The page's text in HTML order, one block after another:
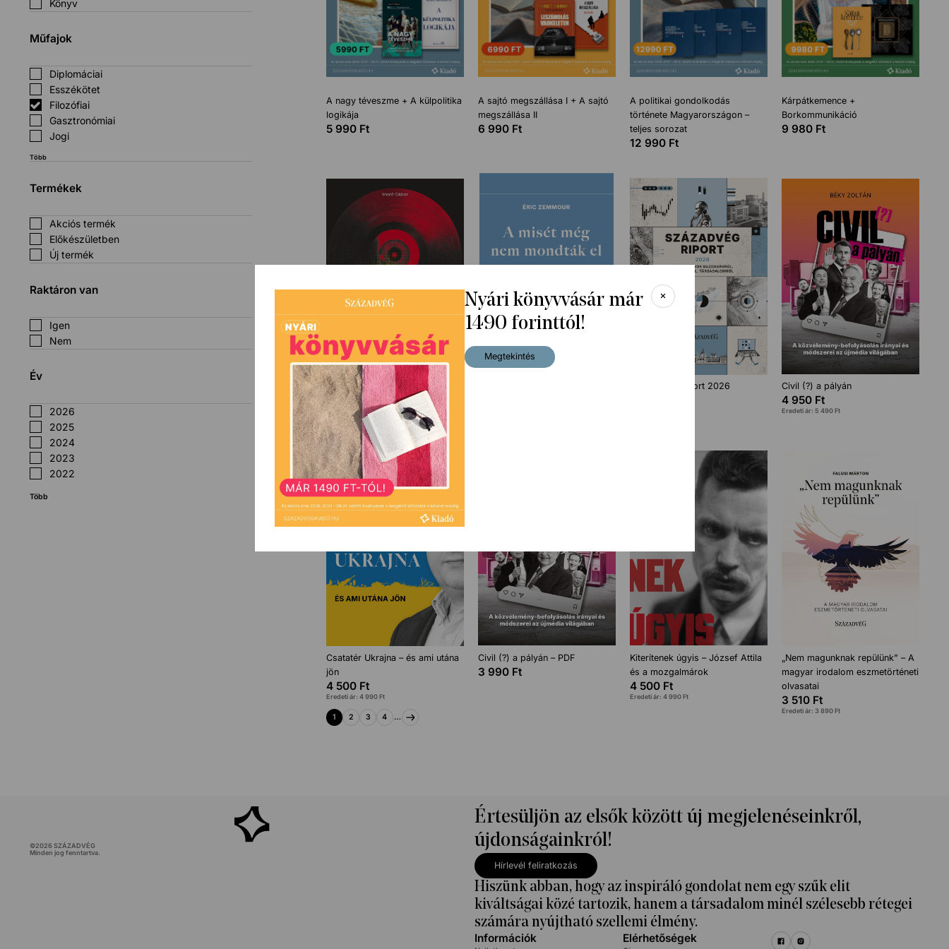
Könyv
Műfajok
Diplomáciai
Esszékötet
Filozófiai
Gasztronómiai
Jogi
Több
Termékek
Akciós termék
Előkészületben
Új termék
Raktáron van
Igen
Nem
Év
2026
2025
2024
2023
2022
Több
A nagy téveszme + A külpolitika
logikája
5 990 Ft
A sajtó megszállása I + A sajtó
megszállása II
6 990 Ft
A politikai gondolkodás
története Magyarországon –
teljes sorozat
12 990 Ft
Kárpátkemence +
Borkommunikáció
9 980 Ft
A szárnyszegő
5 040Ft
Eredeti ár:5 590Ft
Századvég Riport 2026 Civil (?) a pályán
4 950 Ft
Eredeti ár: 5 490Ft
Csatatér Ukrajna – és ami utána
jön
4 500 Ft
Eredeti ár: 4 990Ft
Civil (?) a pályán – PDF
3 990 Ft
Kiterítenek úgyis – József Attila
és a mozgalmárok
4 500 Ft
Eredeti ár: 4 990Ft
„Nem magunknak repülünk” – A
magyar irodalom eszmetörténeti
olvasatai
3 510 Ft
Eredeti ár: 3 890Ft
1 2 3 4 …
©2026SZÁZADVÉG
Minden jog fenntartva.
Értesüljön az elsők között új megjelenéseinkről,
újdonságainkról!
Hírlevél feliratkozás
Hiszünk abban, hogy az inspiráló gondolat nem egy szűk elit
kiváltságai közé tartozik, hanem a társadalom minél szélesebb rétegei
számára nyújtható szellemi élmény.
Információk Elérhetőségek
Nyári könyvvásár már
1490 forinttól!
Megtekintés